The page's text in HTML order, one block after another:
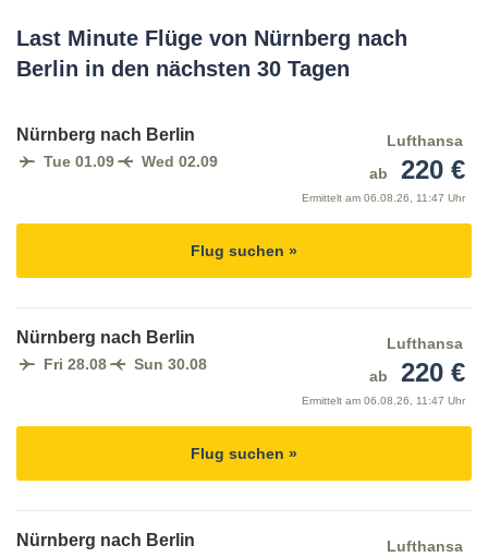
Last Minute Flüge von Nürnberg nach
Berlin in den nächsten 30 Tagen
Nürnberg nach Berlin
Tue 01.09 Wed 02.09
Lufthansa
ab
220 €
Ermittelt am 06.08.26, 11:47 Uhr
Flug suchen »
Nürnberg nach Berlin
Fri 28.08 Sun 30.08
Lufthansa
ab
220 €
Ermittelt am 06.08.26, 11:47 Uhr
Flug suchen »
Nürnberg nach Berlin
Lufthansa